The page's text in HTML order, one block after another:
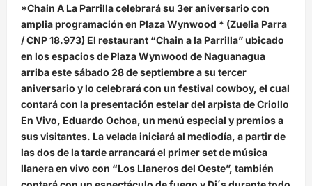
g
a
c
i
ó
n
d
e
*Chain A La Parrilla celebrará su 3er aniversario con
amplia programación en Plaza Wynwood * (Zuelia Parra
/ CNP 18.973) El restaurant “Chain a la Parrilla” ubicado
en los espacios de Plaza Wynwood de Naguanagua
arriba este sábado 28 de septiembre a su tercer
aniversario y lo celebrará con un festival cowboy, el cual
contará con la presentación estelar del arpista de Criollo
En Vivo, Eduardo Ochoa, un menú especial y premios a
sus visitantes. La velada iniciará al mediodía, a partir de
las dos de la tarde arrancará el primer set de música
llanera en vivo con “Los Llaneros del Oeste”, también